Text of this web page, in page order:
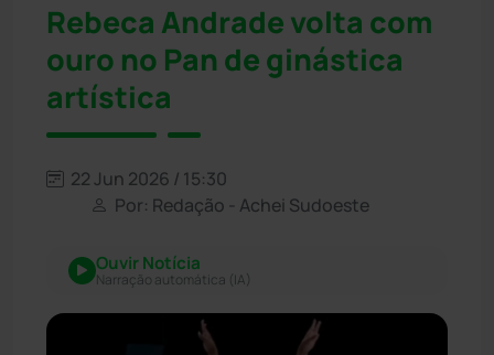
Rebeca Andrade volta com
ouro no Pan de ginástica
artística
22 Jun 2026 / 15:30
Por: Redação - Achei Sudoeste
Ouvir Notícia
Narração automática (IA)